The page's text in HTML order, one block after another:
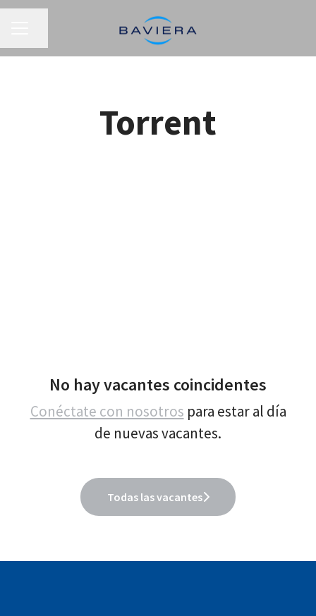
Torrent
No hay vacantes coincidentes
Conéctate con nosotros para estar al día
de nuevas vacantes.
Todas las vacantes